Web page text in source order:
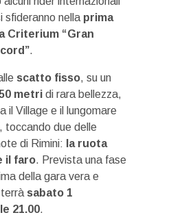
sfideranno nella prima
Criterium “Gran
.
scatto fisso, su un
metri di rara bellezza,
il Village e il lungomare
toccando due delle
di Rimini: la ruota
il faro. Prevista una fase
della gara vera e
sabato 1
21.00.